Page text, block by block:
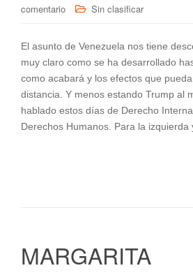
comentario
Sin clasificar
El asunto de Venezuela nos tiene
muy claro como se ha desarrollado
como acabará y los efectos que
distancia. Y menos estando Trump al
hablado estos días de Derecho
Derechos Humanos. Para la
MARGARITA